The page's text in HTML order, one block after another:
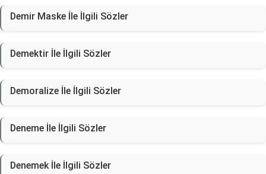
Demir Maske İle İlgili Sözler
Demektir İle İlgili Sözler
Demoralize İle İlgili Sözler
Deneme İle İlgili Sözler
Denemek İle İlgili Sözler